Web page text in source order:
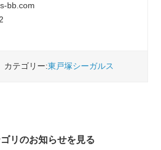
bb.com
カテゴリー:東戸塚シーガルス
リのお知らせを見る